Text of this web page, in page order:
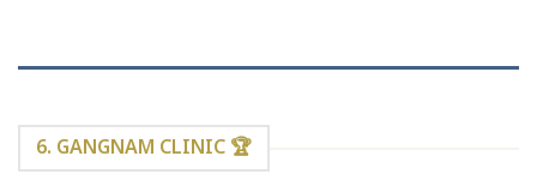
6. GANGNAM CLINIC 🏆